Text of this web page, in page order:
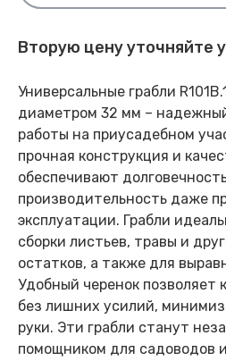
Вторую цену уточняйте
Универсальные грабли
диаметром 32 мм –
работы на приусадебном
прочная конструкция и
обеспечивают
производительность даже
эксплуатации. Грабли
сборки листьев, травы и
остатков, а также для
Удобный черенок позволяет
без лишних усилий,
руки. Эти грабли станут
помощником для садоводов